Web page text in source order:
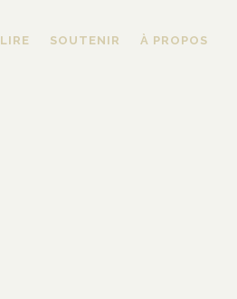
LIRE SOUTENIR À PROPOS